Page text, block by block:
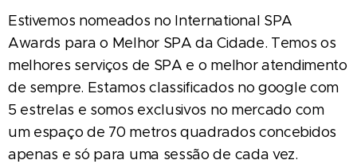
Estivemos nomeados no International SPA
Awards para o Melhor SPA da Cidade. Temos os
melhores serviços de SPA e o melhor atendimento
de sempre. Estamos classificados no google com
5 estrelas e somos exclusivos no mercado com
um espaço de 70 metros quadrados concebidos
apenas e só para uma sessão de cada vez.